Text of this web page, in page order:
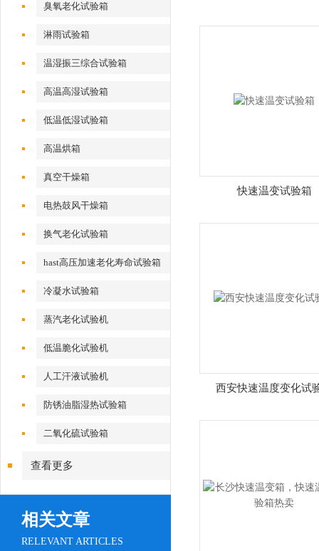
臭氧老化试验箱
淋雨试验箱
温湿振三综合试验箱
高温高湿试验箱
低温低湿试验箱
高温烘箱
真空干燥箱
电热鼓风干燥箱
换气老化试验箱
hast高压加速老化寿命试验箱
冷凝水试验箱
蒸汽老化试验机
低温脆化试验机
人工汗液试验机
防锈油脂湿热试验箱
二氧化硫试验箱
查看更多
相关文章
RELEVANT ARTICLES
快速温变试验箱
西安快速温度变化试